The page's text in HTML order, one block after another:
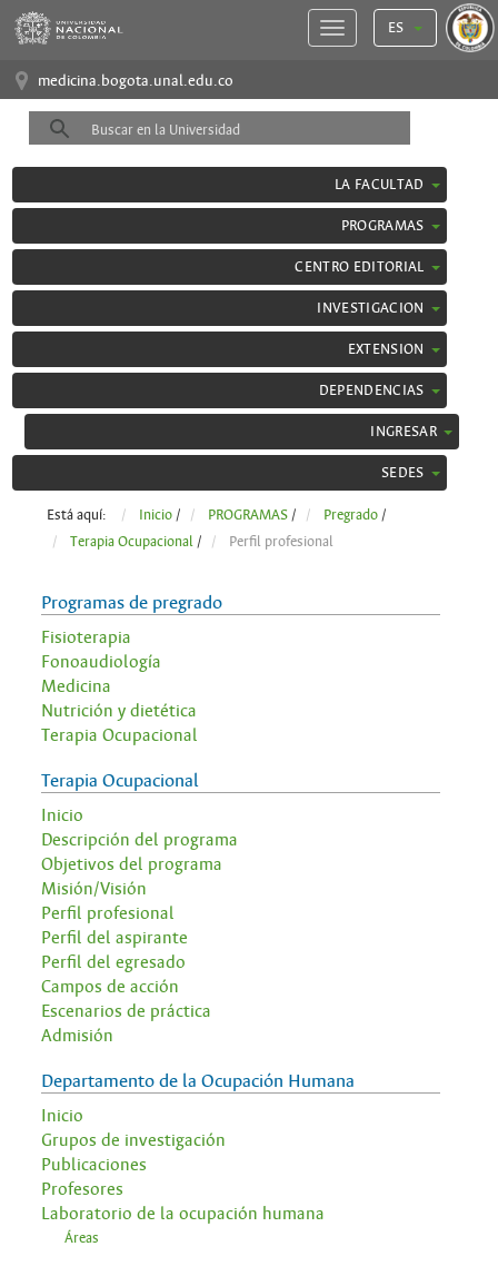
ES
medicina.bogota.unal.edu.co
LA FACULTAD
PROGRAMAS
CENTRO EDITORIAL
INVESTIGACION
EXTENSION
DEPENDENCIAS
INGRESAR
SEDES
Está aquí: Inicio / PROGRAMAS / Pregrado /
Terapia Ocupacional / Perfil profesional
Programas de pregrado
Fisioterapia
Fonoaudiología
Medicina
Nutrición y dietética
Terapia Ocupacional
Terapia Ocupacional
Inicio
Descripción del programa
Objetivos del programa
Misión/Visión
Perfil profesional
Perfil del aspirante
Perfil del egresado
Campos de acción
Escenarios de práctica
Admisión
Departamento de la Ocupación Humana
Inicio
Grupos de investigación
Publicaciones
Profesores
Laboratorio de la ocupación humana
Áreas